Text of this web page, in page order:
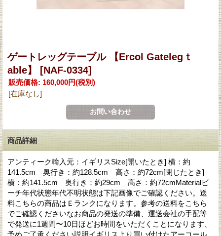
ゲートレッグテーブル 【Ercol Gatelegｔ
able】 [NAF-0334]
販売価格: 160,000円(税別)
[在庫なし]
商品詳細
アンティーク輸入元：イギリスSize[開いたとき] 横：約
141.5cm 奥行き：約128.5cm 高さ：約72cm[閉じたとき]
横：約141.5cm 奥行き：約29cm 高さ：約72cmMaterialビ
ーチ年代状態年代不明状態は下記画像でご確認ください。送
料こちらの商品はＥランクになります。参考の送料をこちら
でご確認くださいなお商品の発送の準備、運送会社の手配等
で発送に1週間〜10日ほどお時間をいただくことになります、
予めご了承ください説明イギリスより買い付けたアーコール